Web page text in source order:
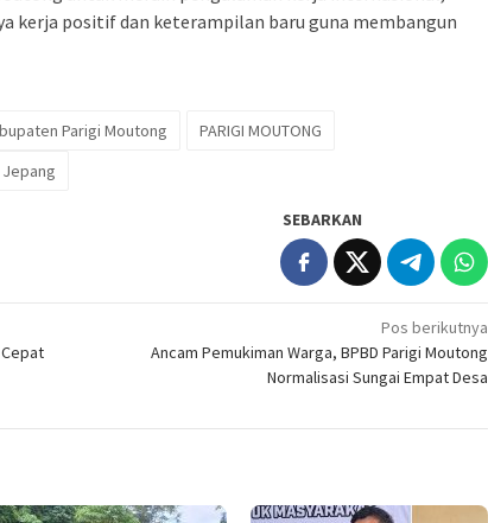
kerja positif dan keterampilan baru guna membangun
Parigi Moutong
PARIGI MOUTONG
SEBARKAN
Pos berikutnya
Ancam Pemukiman Warga, BPBD Parigi Moutong
Normalisasi Sungai Empat Desa